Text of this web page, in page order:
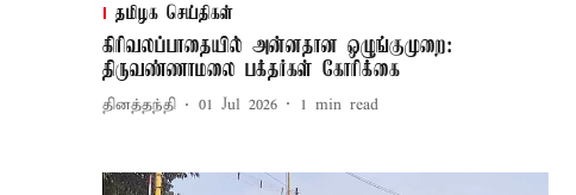
தமிழக செய்திகள்
கிரிவலப்பாதையில் அன்னதான ஒழுங்குமுறை:
திருவண்ணாமலை பக்தர்கள் கோரிக்கை
தினத்தந்தி 01 Jul 2026 1 min read